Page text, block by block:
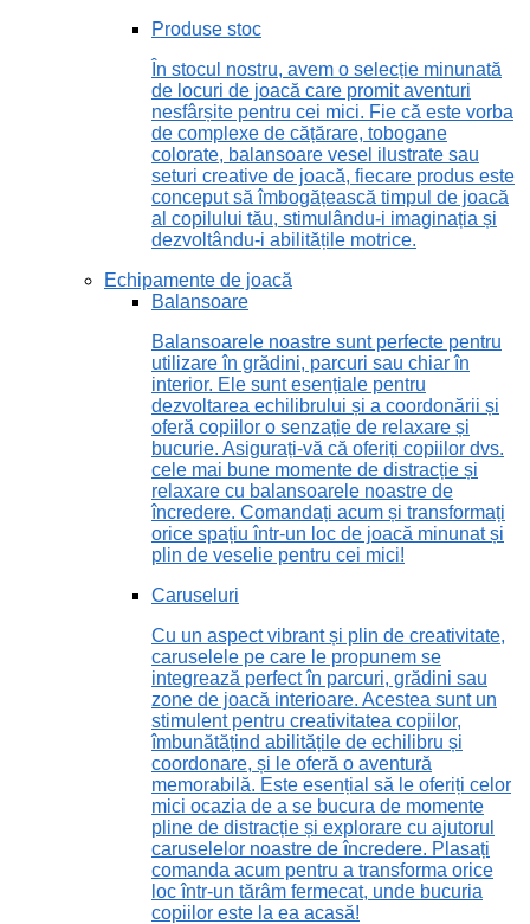
Produse stoc
În stocul nostru, avem o selecție minunată
de locuri de joacă care promit aventuri
nesfârșite pentru cei mici. Fie că este vorba
de complexe de cățărare, tobogane
colorate, balansoare vesel ilustrate sau
seturi creative de joacă, fiecare produs este
conceput să îmbogățească timpul de joacă
al copilului tău, stimulându-i imaginația și
dezvoltându-i abilitățile motrice.
Echipamente de joacă
Balansoare
Balansoarele noastre sunt perfecte pentru
utilizare în grădini, parcuri sau chiar în
interior. Ele sunt esențiale pentru
dezvoltarea echilibrului și a coordonării și
oferă copiilor o senzație de relaxare și
bucurie. Asigurați-vă că oferiți copiilor dvs.
cele mai bune momente de distracție și
relaxare cu balansoarele noastre de
încredere. Comandați acum și transformați
orice spațiu într-un loc de joacă minunat și
plin de veselie pentru cei mici!
Caruseluri
Cu un aspect vibrant și plin de creativitate,
caruselele pe care le propunem se
integrează perfect în parcuri, grădini sau
zone de joacă interioare. Acestea sunt un
stimulent pentru creativitatea copiilor,
îmbunătățind abilitățile de echilibru și
coordonare, și le oferă o aventură
memorabilă. Este esențial să le oferiți celor
mici ocazia de a se bucura de momente
pline de distracție și explorare cu ajutorul
caruselelor noastre de încredere. Plasați
comanda acum pentru a transforma orice
loc într-un tărâm fermecat, unde bucuria
copiilor este la ea acasă!